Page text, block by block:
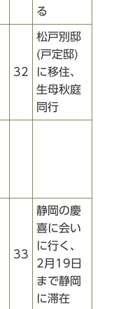
る
32
松戸別邸
(戸定邸)
に移住、
生母秋庭
同行
33
静岡の慶
喜に会い
に行く、
2月19日
まで静岡
に滞在